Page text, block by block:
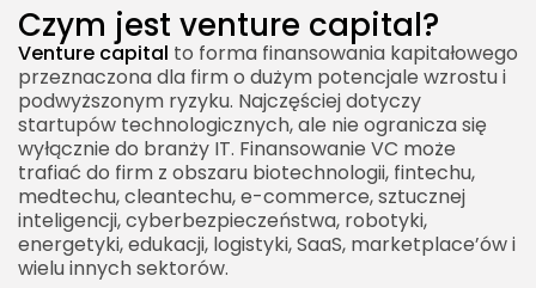
Czym jest venture capital?
Venture capital to forma finansowania kapitałowego
przeznaczona dla firm o dużym potencjale wzrostu i
podwyższonym ryzyku. Najczęściej dotyczy
startupów technologicznych, ale nie ogranicza się
wyłącznie do branży IT. Finansowanie VC może
trafiać do firm z obszaru biotechnologii, fintechu,
medtechu, cleantechu, e-commerce, sztucznej
inteligencji, cyberbezpieczeństwa, robotyki,
energetyki, edukacji, logistyki, SaaS, marketplace’ów i
wielu innych sektorów.